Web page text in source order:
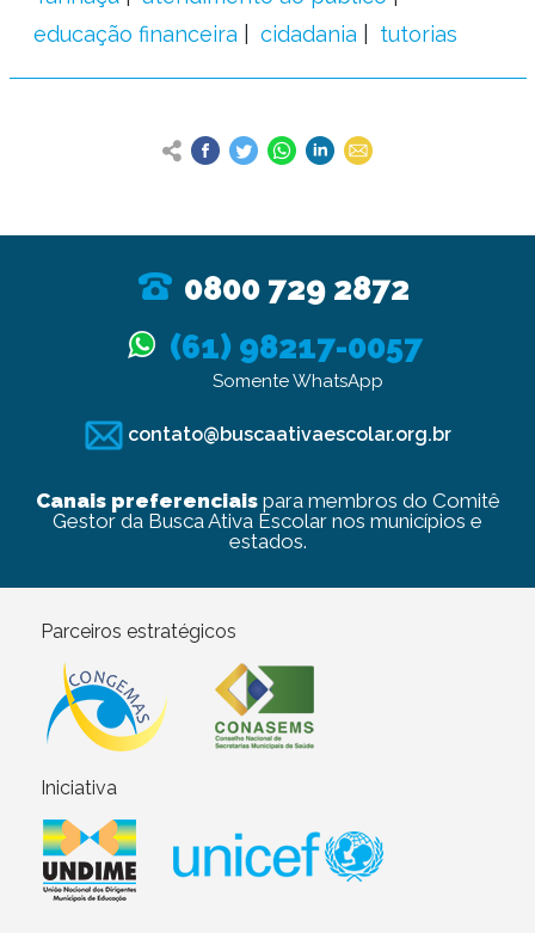
educação financeira
cidadania tutorias
0800 729 2872
(61) 98217-0057
Somente WhatsApp
contato@buscaativaescolar.org.br
Canais preferenciaispara membros do Comitê
Gestor da Busca Ativa Escolar nos municípios e
estados.
Parceiros estratégicos
Iniciativa